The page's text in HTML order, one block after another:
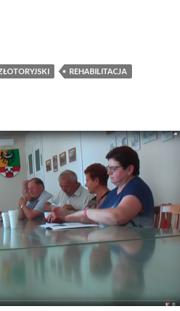
przekaże powiatowi 14 hektarów
REHABILITACJA